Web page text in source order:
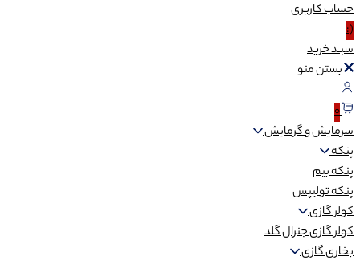
حسابکاربری
(:
سبـدخرید
بستن منو
0
سرمایش و گرمایش
پنکه
پنکه بیم
پنکه تولیپس
کولر گازی
کولر گازی جنرال گلد
بخاری گازی